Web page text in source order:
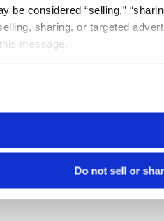
be considered “selling,”
sharing, or targeted
message.
Do not sell or